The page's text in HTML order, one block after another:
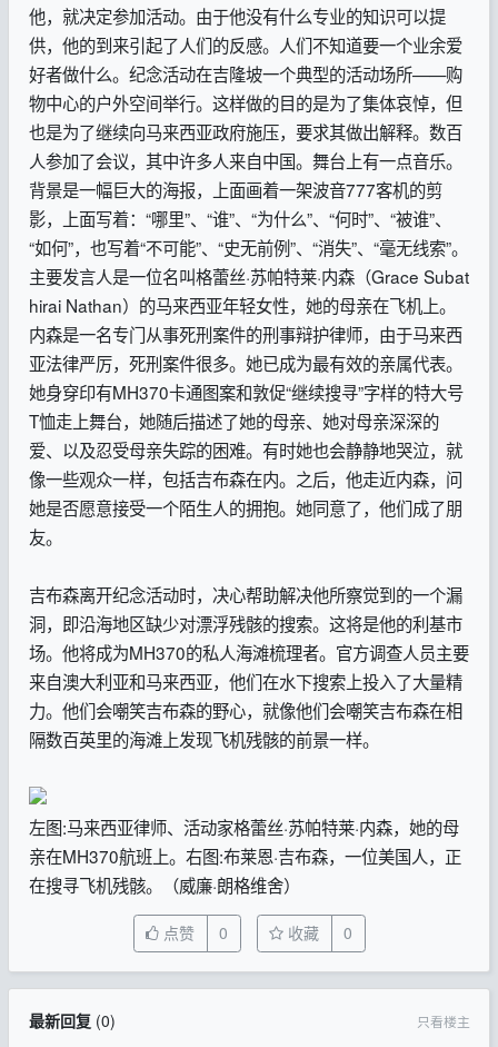
他，就决定参加活动。由于他没有什么专业的知识可以提
供，他的到来引起了人们的反感。人们不知道要一个业余爱
好者做什么。纪念活动在吉隆坡一个典型的活动场所——购
物中心的户外空间举行。这样做的目的是为了集体哀悼，但
也是为了继续向马来西亚政府施压，要求其做出解释。数百
人参加了会议，其中许多人来自中国。舞台上有一点音乐。
背景是一幅巨大的海报，上面画着一架波音777客机的剪
影，上面写着：“哪里”、“谁”、“为什么”、“何时”、“被谁”、
“如何”，也写着“不可能”、“史无前例”、“消失”、“毫无线索”。
主要发言人是一位名叫格蕾丝·苏帕特莱·内森（Grace Subat
hirai Nathan）的马来西亚年轻女性，她的母亲在飞机上。
内森是一名专门从事死刑案件的刑事辩护律师，由于马来西
亚法律严厉，死刑案件很多。她已成为最有效的亲属代表。
她身穿印有MH370卡通图案和敦促“继续搜寻”字样的特大号
T恤走上舞台，她随后描述了她的母亲、她对母亲深深的
爱、以及忍受母亲失踪的困难。有时她也会静静地哭泣，就
像一些观众一样，包括吉布森在内。之后，他走近内森，问
她是否愿意接受一个陌生人的拥抱。她同意了，他们成了朋
友。
吉布森离开纪念活动时，决心帮助解决他所察觉到的一个漏
洞，即沿海地区缺少对漂浮残骸的搜索。这将是他的利基市
场。他将成为MH370的私人海滩梳理者。官方调查人员主要
来自澳大利亚和马来西亚，他们在水下搜索上投入了大量精
力。他们会嘲笑吉布森的野心，就像他们会嘲笑吉布森在相
隔数百英里的海滩上发现飞机残骸的前景一样。
左图:马来西亚律师、活动家格蕾丝·苏帕特莱·内森，她的母
亲在MH370航班上。右图:布莱恩·吉布森，一位美国人，正
在搜寻飞机残骸。（威廉·朗格维舍）
点赞 0 收藏 0
最新回复(0) 只看楼主